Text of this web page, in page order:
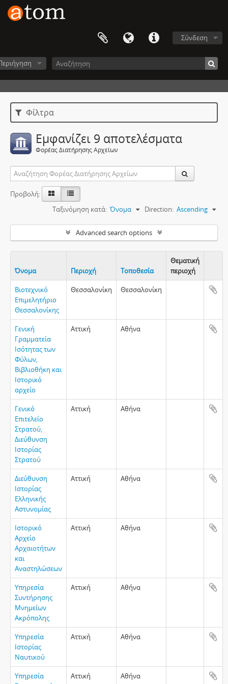
Σύνδεση
Φίλτρα
Εμφανίζει 9 αποτελέσματα
Φορέας Διατήρησης Αρχείων
Προβολή:
Ταξινόμηση κατά: Όνομα Direction: Ascending
Advanced search options
Όνομα Περιοχή Τοποθεσία
Θεματική
περιοχή
Βιοτεχνικό
Επιμελητήριο
Θεσσαλονίκης
Θεσσαλονίκη Θεσσαλονίκη
Γενική
Γραμματεία
Ισότητας των
Φύλων,
Βιβλιοθήκη και
Ιστορικό
αρχείο
Αττική Αθήνα
Γενικό
Επιτελείο
Στρατού,
Διεύθυνση
Ιστορίας
Στρατού
Αττική Αθήνα
Διεύθυνση
Ιστορίας
Ελληνικής
Αστυνομίας
Αττική Αθήνα
Ιστορικό
Αρχείο
Αρχαιοτήτων
και
Αναστηλώσεων
Αττική Αθήνα
Υπηρεσία
Συντήρησης
Μνημείων
Ακρόπολης
Αττική Αθήνα
Υπηρεσία
Ιστορίας
Ναυτικού
Αττική Αθήνα
Υπηρεσία
Αττική Αθήνα